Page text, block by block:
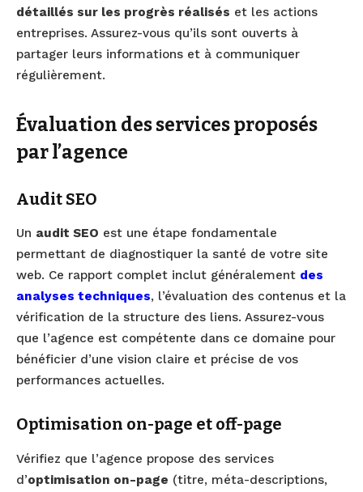
détaillés sur les progrès réalisés et les actions
entreprises. Assurez-vous qu’ils sont ouverts à
partager leurs informations et à communiquer
régulièrement.
Évaluation des services proposés
par l’agence
Audit SEO
Un audit SEO est une étape fondamentale
permettant de diagnostiquer la santé de votre site
web. Ce rapport complet inclut généralement des
analyses techniques, l’évaluation des contenus et la
vérification de la structure des liens. Assurez-vous
que l’agence est compétente dans ce domaine pour
bénéficier d’une vision claire et précise de vos
performances actuelles.
Optimisation on-page et off-page
Vérifiez que l’agence propose des services
d’optimisation on-page (titre, méta-descriptions,